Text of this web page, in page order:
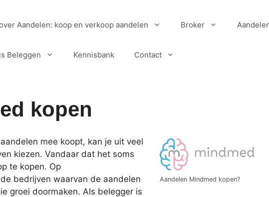
Aandelen: koop en verkoop aandelen Broker
Beleggen Kennisbank Contact
kopen
Aandelen Mindmed kopen?
mee koopt, kan je uit veel
kiezen. Vandaar dat het soms
te kopen. Op
bedrijven waarvan de aandelen
groei doormaken. Als belegger is